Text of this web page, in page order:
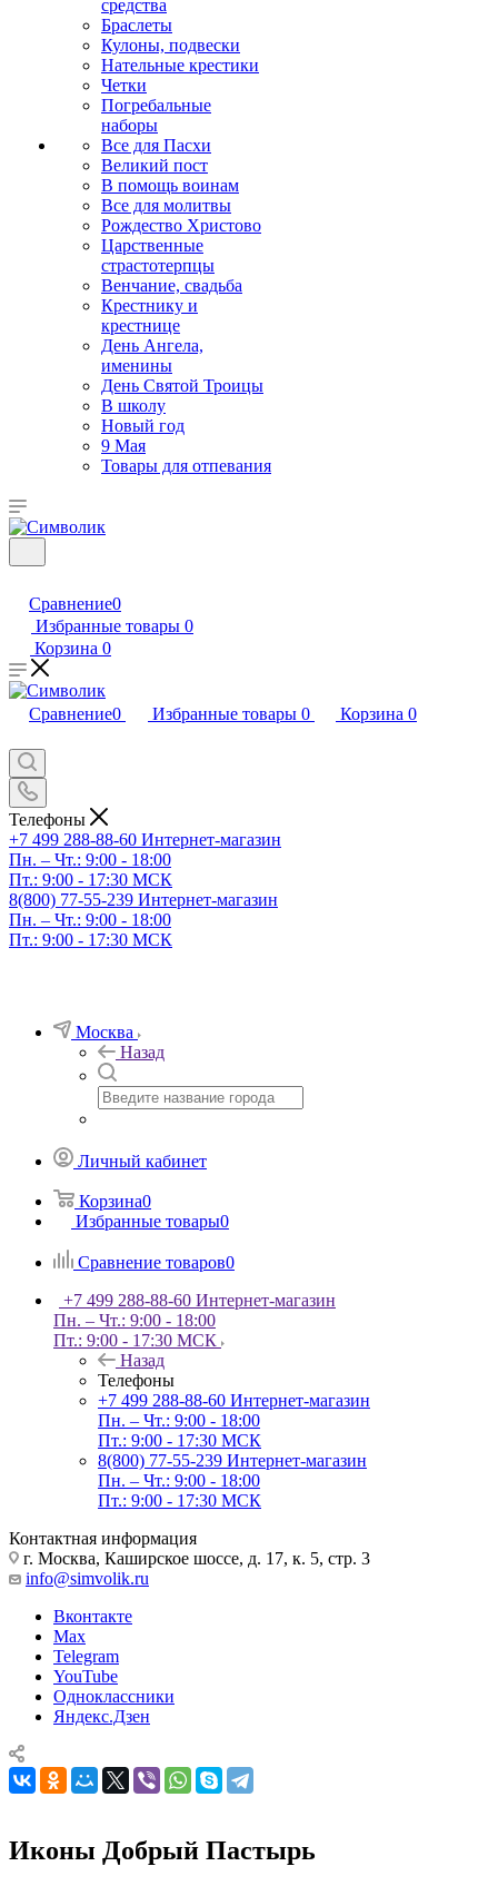
средства
Браслеты
Кулоны, подвески
Нательные крестики
Четки
Погребальные
наборы
Все для Пасхи
Великий пост
В помощь воинам
Все для молитвы
Рождество Христово
Царственные
страстотерпцы
Венчание, свадьба
Крестнику и
крестнице
День Ангела,
именины
День Святой Троицы
В школу
Новый год
9 Мая
Товары для отпевания
Сравнение0
Избранные товары 0
Корзина 0
Сравнение0 Избранные товары 0 Корзина 0
Телефоны
+7 499 288-88-60 Интернет-магазин
Пн. – Чт.: 9:00 - 18:00
Пт.: 9:00 - 17:30 МСК
8(800) 77-55-239 Интернет-магазин
Пн. – Чт.: 9:00 - 18:00
Пт.: 9:00 - 17:30 МСК
Москва
Назад
Личный кабинет
Корзина0
Избранные товары0
Сравнение товаров0
+7 499 288-88-60 Интернет-магазин
Пн. – Чт.: 9:00 - 18:00
Пт.: 9:00 - 17:30 МСК
Назад
Телефоны
+7 499 288-88-60 Интернет-магазин
Пн. – Чт.: 9:00 - 18:00
Пт.: 9:00 - 17:30 МСК
8(800) 77-55-239 Интернет-магазин
Пн. – Чт.: 9:00 - 18:00
Пт.: 9:00 - 17:30 МСК
Контактная информация
г. Москва, Каширское шоссе, д. 17, к. 5, стр. 3
info@simvolik.ru
Вконтакте
Max
Telegram
YouTube
Одноклассники
Яндекс.Дзен
Иконы Добрый Пастырь